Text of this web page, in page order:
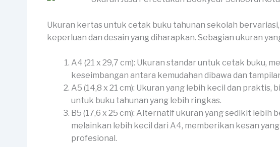
Ukuran kertas untuk cetak buku tahunan sekolah
keperluan dan desain yang diharapkan. Sebagian ukuran
A4 (21 x 29,7 cm): Ukuran standar untuk cetak buku,
keseimbangan antara kemudahan dibawa dan
A5 (14,8 x 21 cm): Ukuran yang lebih kecil dan praktis,
untuk buku tahunan yang lebih ringkas.
B5 (17,6 x 25 cm): Alternatif ukuran yang sedikit lebih
melainkan lebih kecil dari A4, memberikan kesan
profesional.